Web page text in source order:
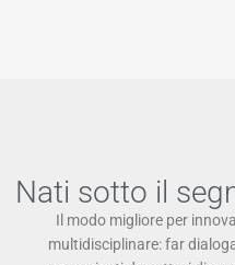
Nati sotto il
Il modo migliore per
multidisciplinare: far